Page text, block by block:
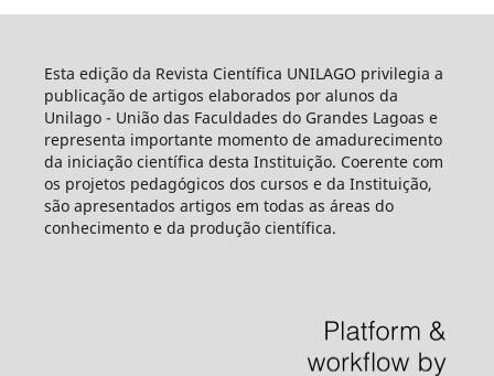
Esta edição da Revista Científica UNILAGO privilegia a
publicação de artigos elaborados por alunos da
Unilago - União das Faculdades do Grandes Lagoas e
representa importante momento de amadurecimento
da iniciação científica desta Instituição. Coerente com
os projetos pedagógicos dos cursos e da Instituição,
são apresentados artigos em todas as áreas do
conhecimento e da produção científica.